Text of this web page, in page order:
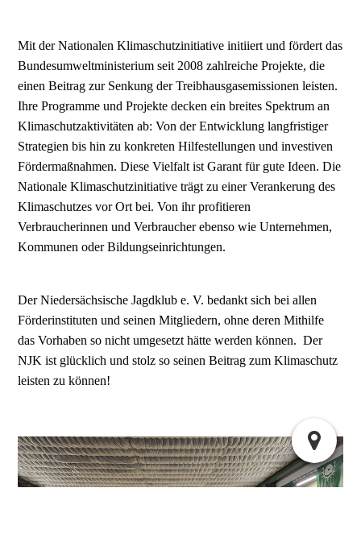
Mit der Nationalen Klimaschutzinitiative initiiert und fördert das
Bundesumweltministerium seit 2008 zahlreiche Projekte, die
einen Beitrag zur Senkung der Treibhausgasemissionen leisten.
Ihre Programme und Projekte decken ein breites Spektrum an
Klimaschutzaktivitäten ab: Von der Entwicklung langfristiger
Strategien bis hin zu konkreten Hilfestellungen und investiven
Fördermaßnahmen. Diese Vielfalt ist Garant für gute Ideen. Die
Nationale Klimaschutzinitiative trägt zu einer Verankerung des
Klimaschutzes vor Ort bei. Von ihr profitieren
Verbraucherinnen und Verbraucher ebenso wie Unternehmen,
Kommunen oder Bildungseinrichtungen.
Der Niedersächsische Jagdklub e. V. bedankt sich bei allen
Förderinstituten und seinen Mitgliedern, ohne deren Mithilfe
das Vorhaben so nicht umgesetzt hätte werden können. Der
NJK ist glücklich und stolz so seinen Beitrag zum Klimaschutz
leisten zu können!